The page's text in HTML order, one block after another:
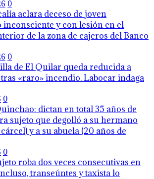
0
aclara deceso de joven
inconsciente y con lesión en el
de la zona de cajeros del Banco
0
de El Quilar queda reducida a
«raro» incendio. Labocar indaga
0
dictan en total 35 años de
sujeto que degolló a su hermano
y a su abuela (20 años de
0
roba dos veces consecutivas en
transeúntes y taxista lo